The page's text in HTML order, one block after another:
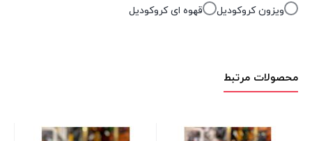
ویزون کروکودیل
قهوه ای کروکودیل
محصولات مرتبط